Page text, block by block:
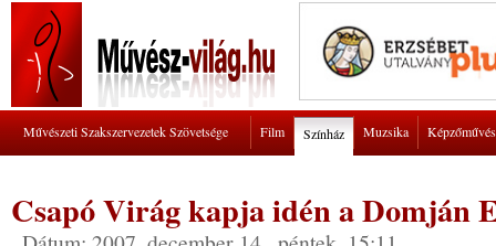
Művészeti Szakszervezetek Szövetsége Film Színház Muzsika
Csapó Virág kapja idén a Domján